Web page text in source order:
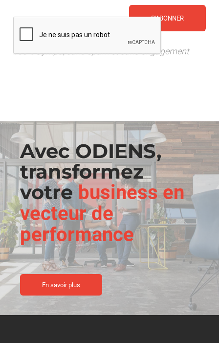
100% Sympa, sans spam et sans engagement
Avec ODIENS,
transformez
votrebusiness en
vecteur de
performance
En savoir plus